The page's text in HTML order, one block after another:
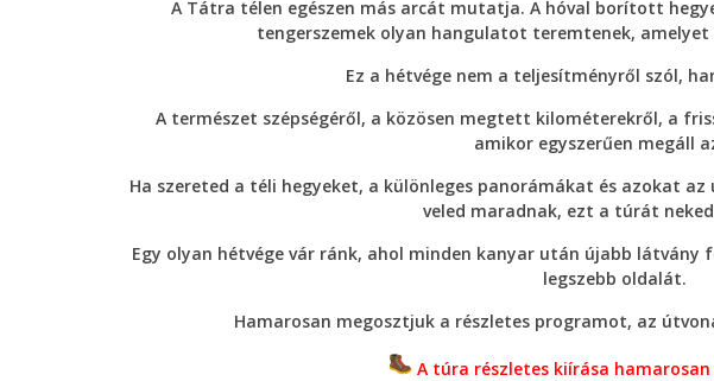
A Tátra télen egészen más arcát mutatja. A hóval borított
tengerszemek olyan hangulatot teremtenek, amelyet
Ez a hétvége nem a teljesítményről szól,
A természet szépségéről, a közösen megtett kilométerekről, a
amikor egyszerűen megáll
Ha szereted a téli hegyeket, a különleges panorámákat és azokat
veled maradnak, ezt a túrát
Egy olyan hétvége vár ránk, ahol minden kanyar után újabb
legszebb oldalát.
Hamarosan megosztjuk a részletes programot, az
A túra részletes kiírása